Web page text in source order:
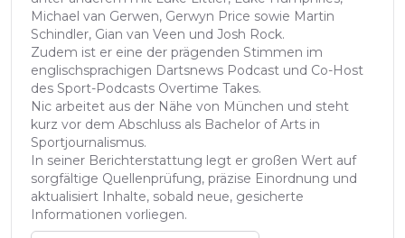
Michael van Gerwen, Gerwyn Price sowie Martin
Schindler, Gian van Veen und Josh Rock.
Zudem ist er eine der prägenden Stimmen im
englischsprachigen Dartsnews Podcast und Co-Host
des Sport-Podcasts Overtime Takes.
Nic arbeitet aus der Nähe von München und steht
kurz vor dem Abschluss als Bachelor of Arts in
Sportjournalismus.
In seiner Berichterstattung legt er großen Wert auf
sorgfältige Quellenprüfung, präzise Einordnung und
aktualisiert Inhalte, sobald neue, gesicherte
Informationen vorliegen.